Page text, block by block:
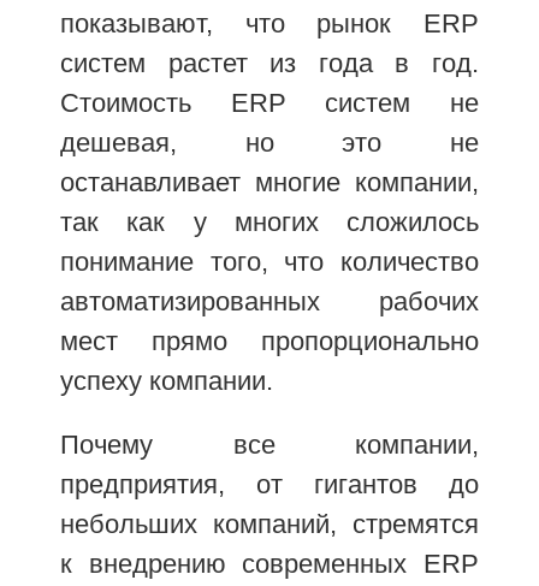
показывают, что рынок ERP
систем растет из года в год.
Стоимость ERP систем не
дешевая, но это не
останавливает многие компании,
так как у многих сложилось
понимание того, что количество
автоматизированных рабочих
мест прямо пропорционально
успеху компании.
Почему все компании,
предприятия, от гигантов до
небольших компаний, стремятся
к внедрению современных ERP